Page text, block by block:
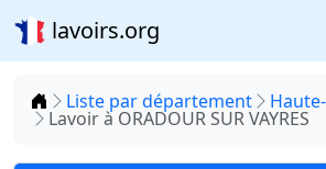
lavoirs.org
Accueil
Liste par département
Lavoir à ORADOUR SUR VAYRES